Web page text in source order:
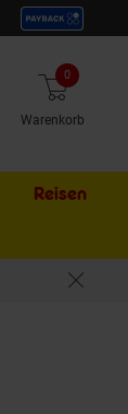
Warenkorb
0 Artikel
Externer
Reisen